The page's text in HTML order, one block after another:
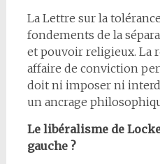
La Lettre sur la
fondements de la
et pouvoir religieux. La
affaire de conviction
doit ni imposer ni
un ancrage
Le libéralisme de
gauche ?